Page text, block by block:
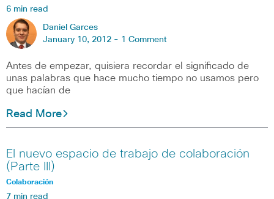
6 min read
Daniel Garces
January 10, 2012 - 1 Comment
Antes de empezar, quisiera recordar el significado de
unas palabras que hace mucho tiempo no usamos pero
que hacían de
Read More
El nuevo espacio de trabajo de colaboración
(Parte III)
Colaboración
7 min read